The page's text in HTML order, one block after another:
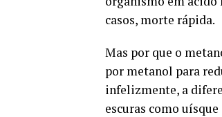
casos, morte rápida.
Mas por que o
por metanol para
infelizmente, a
escuras como